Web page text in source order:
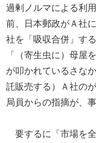
過剰ノルマによる利
前、日本郵政がＡ社
社を「吸収合併」す
「（寄生虫に）母屋
が叩かれているさな
託販売する）Ａ社の
局員からの指摘が、
要するに「市場を